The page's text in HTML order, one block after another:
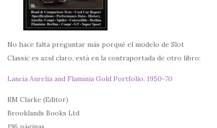
No hace falta preguntar más porqué el modelo de Slot
Classic es azul claro, está en la contraportada de otro libro:
Lancia Aurelia and Flaminia Gold Portfolio, 1950-70
RM Clarke (Editor)
Brooklands Books Ltd